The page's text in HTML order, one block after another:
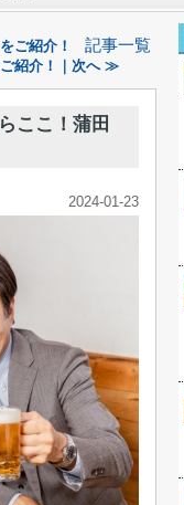
ご紹介！ 記事一覧
紹介！｜次へ ≫
ここ！蒲田
2024-01-23